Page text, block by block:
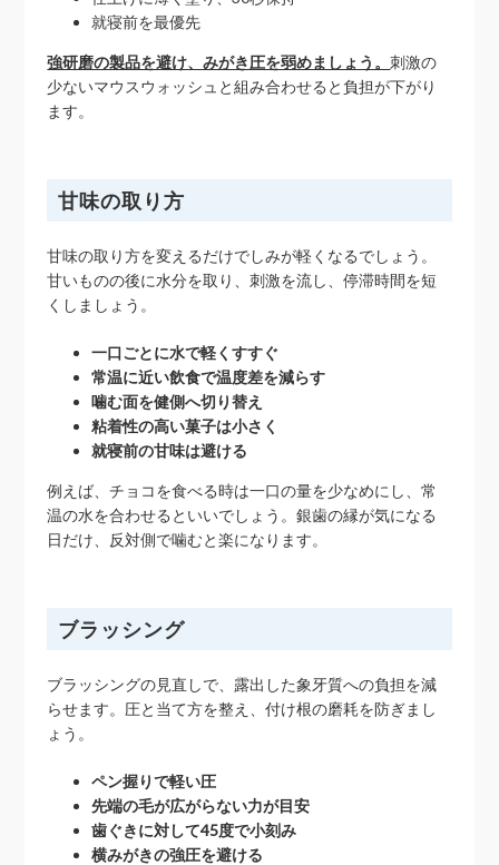
就寝前を最優先
強研磨の製品を避け、みがき圧を弱めましょう。刺激の
少ないマウスウォッシュと組み合わせると負担が下がり
ます。
甘味の取り方
甘味の取り方を変えるだけでしみが軽くなるでしょう。
甘いものの後に水分を取り、刺激を流し、停滞時間を短
くしましょう。
一口ごとに水で軽くすすぐ
常温に近い飲食で温度差を減らす
噛む面を健側へ切り替え
粘着性の高い菓子は小さく
就寝前の甘味は避ける
例えば、チョコを食べる時は一口の量を少なめにし、常
温の水を合わせるといいでしょう。銀歯の縁が気になる
日だけ、反対側で噛むと楽になります。
ブラッシング
ブラッシングの見直しで、露出した象牙質への負担を減
らせます。圧と当て方を整え、付け根の磨耗を防ぎまし
ょう。
ペン握りで軽い圧
先端の毛が広がらない力が目安
歯ぐきに対して45度で小刻み
横みがきの強圧を避ける